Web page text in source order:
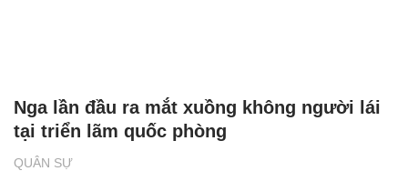
QUÂN SỰ
Nga lần đầu ra mắt xuồng không người lái
tại triển lãm quốc phòng